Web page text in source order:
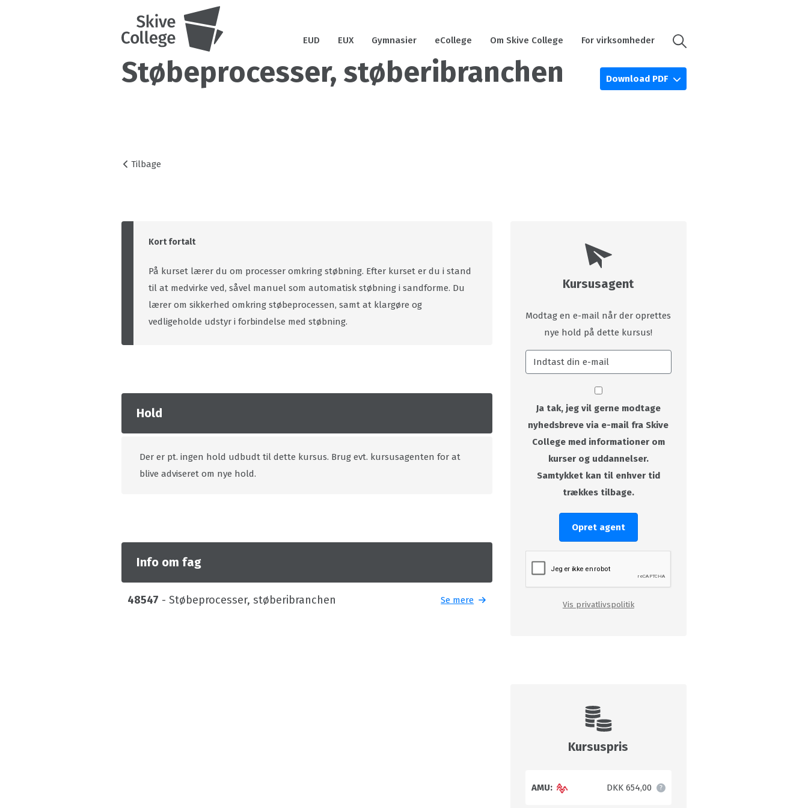
EUD EUX Gymnasier eCollege Om Skive College For virksomheder
Støbeprocesser, støberibranchen Download PDF
Tilbage
Kort fortalt
På kurset lærer du om processer omkring støbning. Efter kurset er du i stand
til at medvirke ved, såvel manuel som automatisk støbning i sandforme. Du
lærer om sikkerhed omkring støbeprocessen, samt at klargøre og
vedligeholde udstyr i forbindelse med støbning.
Hold
Der er pt. ingen hold udbudt til dette kursus. Brug evt. kursusagenten for at
blive adviseret om nye hold.
Info om fag
48547 - Støbeprocesser, støberibranchen Se mere
Kursusagent
Modtag en e-mail når der oprettes
nye hold på dette kursus!
Ja tak, jeg vil gerne modtage
nyhedsbreve via e-mail fra Skive
College med informationer om
kurser og uddannelser.
Samtykket kan til enhver tid
trækkes tilbage.
Opret agent
Vis privatlivspolitik
Kursuspris
AMU: DKK 654,00